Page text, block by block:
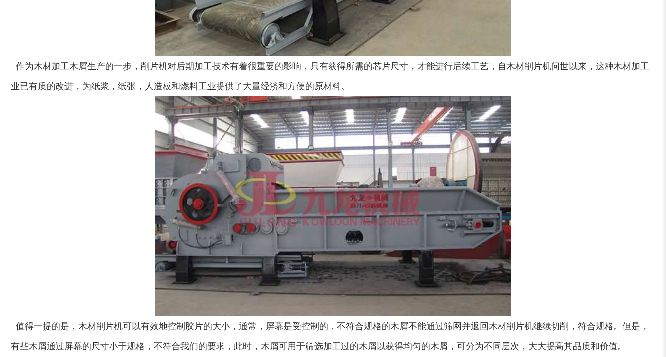
作为木材加工木屑生产的一步，削片机对后期加工技术有着很重要的影响，只有获得所需的芯片尺寸，才能进行后续工艺，自木材削片机问世以来，这种木材加工
业已有质的改进，为纸浆，纸张，人造板和燃料工业提供了大量经济和方便的原材料。
值得一提的是，木材削片机可以有效地控制胶片的大小，通常，屏幕是受控制的，不符合规格的木屑不能通过筛网并返回木材削片机继续切削，符合规格。但是，
有些木屑通过屏幕的尺寸小于规格，不符合我们的要求，此时，木屑可用于筛选加工过的木屑以获得均匀的木屑，可分为不同层次，大大提高其品质和价值。
大型树枝粉碎机 大型秸秆粉碎机 废旧轮胎胶粉设备...
双轴撕碎机 树枝粉碎机 稻草破碎机 切枝机
RDF燃料生产设备 生活垃圾处理设备... 工业固废处理设备... 木材削片机
轮胎粉碎机 废钢破碎机 装修垃圾处理设备...